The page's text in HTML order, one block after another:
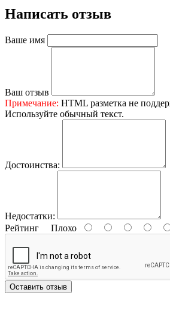
Написать отзыв
Ваше имя
Ваш отзыв
Примечание: HTML разметка не
Используйте обычный текст.
Достоинства:
Недостатки:
Рейтинг
Плохо
Оставить отзыв